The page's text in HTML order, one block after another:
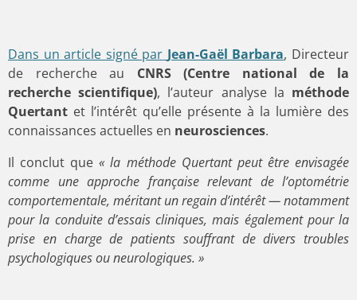
Dans un article signé par Jean-Gaël Barbara, Directeur
de recherche au
CNRS (Centre national de la
recherche scientifique), l’auteur analyse la méthode
Quertant et l’intérêt qu’elle présente à la lumière des
connaissances actuelles en neurosciences.
Il conclut que « la méthode Quertant peut être envisagée
comme une approche française relevant de l’optométrie
comportementale, méritant un regain d’intérêt — notamment
pour la conduite d’essais cliniques, mais également pour la
prise en charge de patients souffrant de divers troubles
psychologiques ou neurologiques. »